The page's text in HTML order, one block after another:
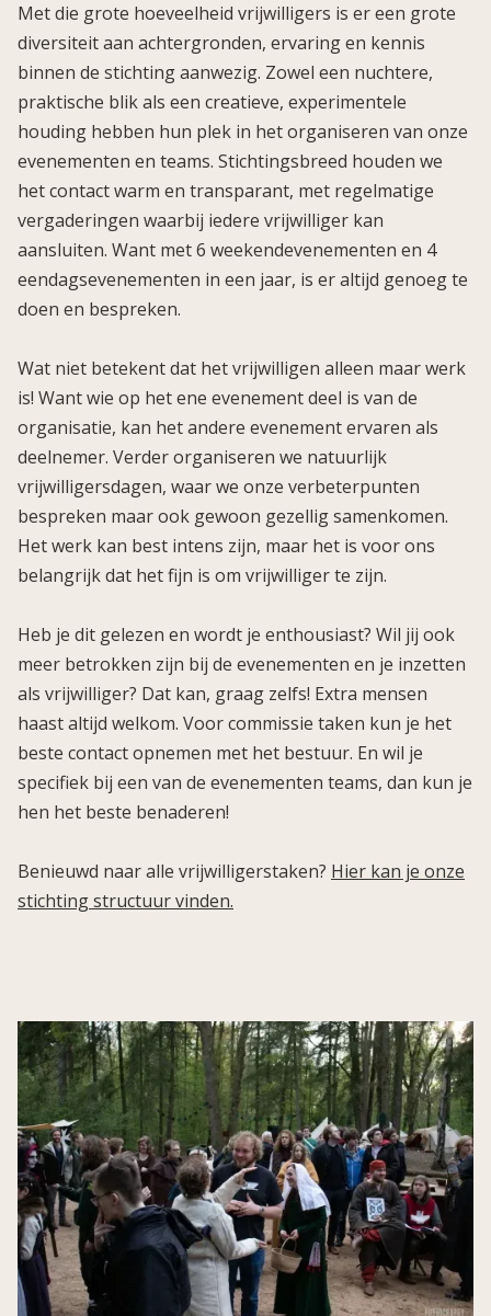
Met die grote hoeveelheid vrijwilligers is er een grote
diversiteit aan achtergronden, ervaring en kennis
binnen de stichting aanwezig. Zowel een nuchtere,
praktische blik als een creatieve, experimentele
houding hebben hun plek in het organiseren van onze
evenementen en teams. Stichtingsbreed houden we
het contact warm en transparant, met regelmatige
vergaderingen waarbij iedere vrijwilliger kan
aansluiten. Want met 6 weekendevenementen en 4
eendagsevenementen in een jaar, is er altijd genoeg te
doen en bespreken.
Wat niet betekent dat het vrijwilligen alleen maar werk
is! Want wie op het ene evenement deel is van de
organisatie, kan het andere evenement ervaren als
deelnemer. Verder organiseren we natuurlijk
vrijwilligersdagen, waar we onze verbeterpunten
bespreken maar ook gewoon gezellig samenkomen.
Het werk kan best intens zijn, maar het is voor ons
belangrijk dat het fijn is om vrijwilliger te zijn.
Heb je dit gelezen en wordt je enthousiast? Wil jij ook
meer betrokken zijn bij de evenementen en je inzetten
als vrijwilliger? Dat kan, graag zelfs! Extra mensen
haast altijd welkom. Voor commissie taken kun je het
beste contact opnemen met het bestuur. En wil je
specifiek bij een van de evenementen teams, dan kun je
hen het beste benaderen!
Benieuwd naar alle vrijwilligerstaken? Hier kan je onze
stichting structuur vinden.